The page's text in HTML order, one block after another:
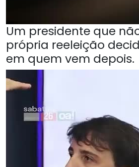
Um presidente que
própria reeleição
em quem vem depois.